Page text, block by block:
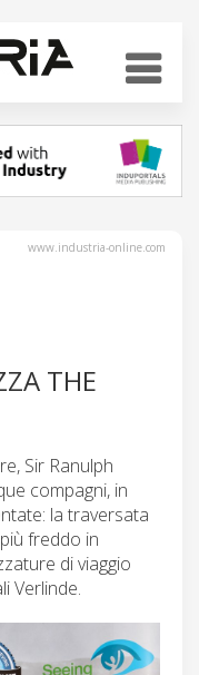
www.industria-online.com
THE
Sir Ranulph
compagni, in
la traversata
freddo in
di viaggio
Verlinde.